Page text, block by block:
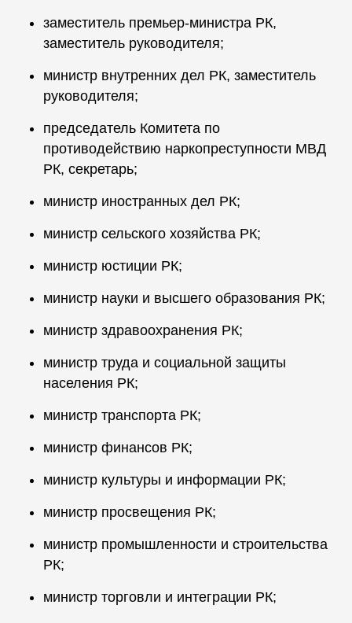
заместитель премьер-министра РК,
заместитель руководителя;
министр внутренних дел РК, заместитель
руководителя;
председатель Комитета по
противодействию наркопреступности МВД
РК, секретарь;
министр иностранных дел РК;
министр сельского хозяйства РК;
министр юстиции РК;
министр науки и высшего образования РК;
министр здравоохранения РК;
министр труда и социальной защиты
населения РК;
министр транспорта РК;
министр финансов РК;
министр культуры и информации РК;
министр просвещения РК;
министр промышленности и строительства
РК;
министр торговли и интеграции РК;